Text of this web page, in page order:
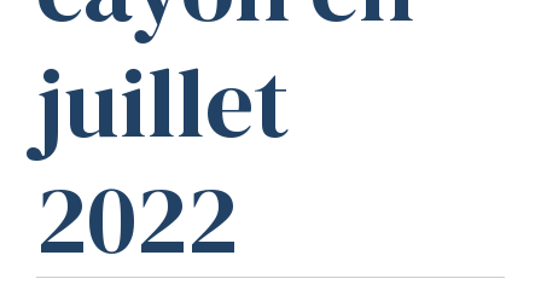
juillet
2022